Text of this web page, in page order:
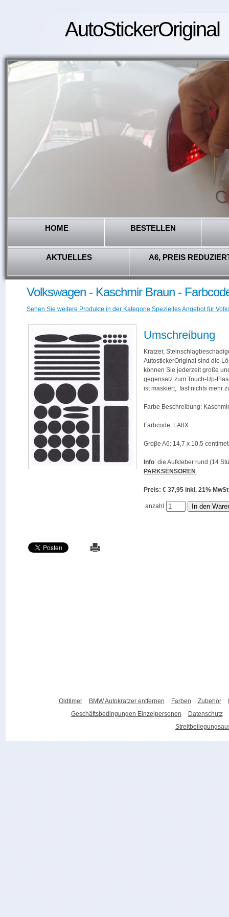
AutoStickerOriginal
HOME BESTELLEN
AKTUELLES A6, PREIS
Volkswagen - Kaschmir Braun -
Sehen Sie weitere Produkte in der Kategorie Spezielles Angebot für
Umschreibung
Kratzer,
AutostickerOriginal sind die
können Sie jederzeit große
gegensatz zum Touch-Up-
ist maskiert, fast nichts mehr
Farbe Beschreibung:
Farbcode: LA8X.
Groβe A6: 14,7 x 10,5
Info: die Aufkleber rund (14
PARKSENSOREN .
Preis: € 37,95 inkl. 21%
anzahl
Oldtimer BMW Autokratzer entfernen Farben Zubehör
Geschäftsbedingungen Einzelpersonen
Datenschutz